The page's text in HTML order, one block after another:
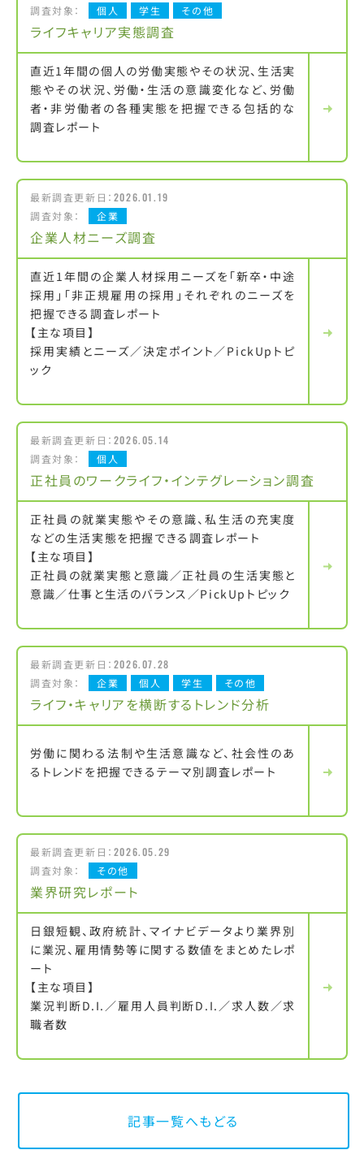
調査対象： 個人 学生 その他
ライフキャリア実態調査
直近1年間の個人の労働実態やその状況、生活実
態やその状況、労働・生活の意識変化など、労働
者・非労働者の各種実態を把握できる包括的な
調査レポート
最新調査更新日： 2026.01.19
調査対象：
企業
企業人材ニーズ調査
直近1年間の企業人材採用ニーズを「新卒・中途
採用」「非正規雇用の採用」それぞれのニーズを
把握できる調査レポート
【主な項目】
採用実績とニーズ／決定ポイント／PickUpトピ
ック
最新調査更新日： 2026.05.14
調査対象：
個人
正社員のワークライフ・インテグレーション調査
正社員の就業実態やその意識、私生活の充実度
などの生活実態を把握できる調査レポート
【主な項目】
正社員の就業実態と意識／正社員の生活実態と
意識／仕事と生活のバランス／PickUpトピック
最新調査更新日： 2026.07.28
調査対象：
企業 個人 学生 その他
ライフ・キャリアを横断するトレンド分析
労働に関わる法制や生活意識など、社会性のあ
るトレンドを把握できるテーマ別調査レポート
最新調査更新日： 2026.05.29
調査対象：
その他
業界研究レポート
日銀短観、政府統計、マイナビデータより業界別
に業況、雇用情勢等に関する数値をまとめたレポ
ート
【主な項目】
業況判断D.I.／雇用人員判断D.I.／求人数／求
職者数
記事一覧へもどる